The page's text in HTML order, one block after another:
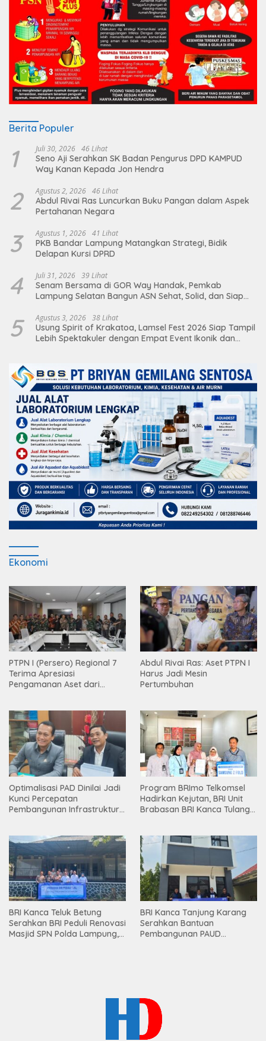
Berita Populer
1 Juli 30, 2026 46 Lihat
Seno Aji Serahkan SK Badan Pengurus DPD KAMPUD
Way Kanan Kepada Jon Hendra
2 Agustus 2, 2026 46 Lihat
Abdul Rivai Ras Luncurkan Buku Pangan dalam Aspek
Pertahanan Negara
3 Agustus 1, 2026 41 Lihat
PKB Bandar Lampung Matangkan Strategi, Bidik
Delapan Kursi DPRD
4 Juli 31, 2026 39 Lihat
Senam Bersama di GOR Way Handak, Pemkab
Lampung Selatan Bangun ASN Sehat, Solid, dan Siap
5 Agustus 3, 2026 38 Lihat
Usung Spirit of Krakatoa, Lamsel Fest 2026 Siap Tampil
Lebih Spektakuler dengan Empat Event Ikonik dan
Ekonomi
PTPN I (Persero) Regional 7
Terima Apresiasi
Pengamanan Aset dari
Abdul Rivai Ras: Aset PTPN I
Harus Jadi Mesin
Pertumbuhan
Optimalisasi PAD Dinilai Jadi
Kunci Percepatan
Pembangunan Infrastruktur
Program BRImo Telkomsel
Hadirkan Kejutan, BRI Unit
Brabasan BRI Kanca Tulang
Mesuji
BRI Kanca Teluk Betung
Serahkan BRI Peduli Renovasi
Masjid SPN Polda Lampung,
BRI Kanca Tanjung Karang
Serahkan Bantuan
Pembangunan PAUD